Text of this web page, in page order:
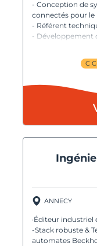
- Conception de
connectés pour le
- Référent
- Développement
C
ANNECY
·Éditeur
-Stack robuste &
automates